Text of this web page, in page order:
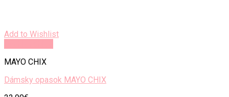
Add to Wishlist
MAYO CHIX
Dámsky opasok MAYO CHIX